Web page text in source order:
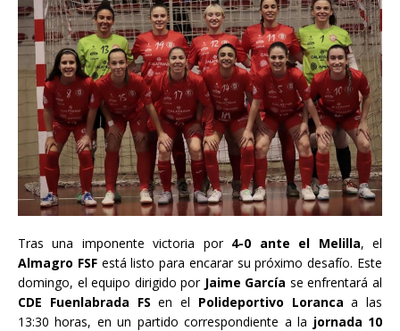
Tras una imponente victoria por 4-0 ante el Melilla, el
Almagro FSFestá listo para encarar su próximo desafío. Este
domingo, el equipo dirigido por Jaime García se enfrentará al
CDE Fuenlabrada FS en el Polideportivo Loranca a las
13:30 horas, en un partido correspondiente a la jornada 10